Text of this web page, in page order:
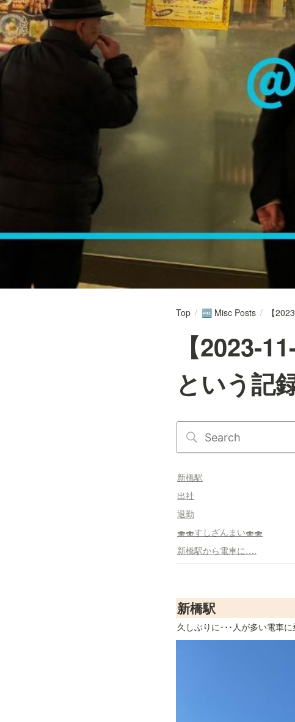
Top / 🆓 Misc Posts / 【
【2023-
という記
新橋駅
出社
退勤
🍣🍣すしざんまい🍣🍣
新橋駅から電車に….
新橋駅
久しぶりに･･･人が多い電車に